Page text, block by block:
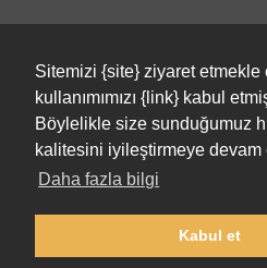
Sitemizi {site} ziyaret etmekle
kullanımımızı {link} kabul
Böylelikle size sunduğumuz
kalitesini iyileştirmeye
Daha fazla bilgi
Kabul et
Kullanım Koşulları
Bize ulaşın
© 2002-2026